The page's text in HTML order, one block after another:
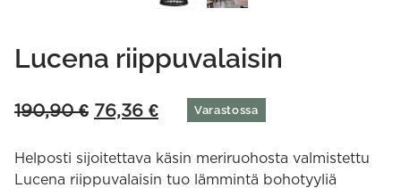
Lucena riippuvalaisin
190,90€ Original
was:
190,90 €.
76,36 €Current
is:
76,36 €.
Varastossa
Helposti sijoitettava käsin meriruohosta valmistettu
Lucena riippuvalaisin tuo lämmintä bohotyyliä